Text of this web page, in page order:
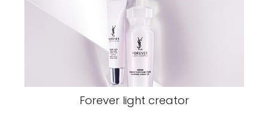
Forever light creator